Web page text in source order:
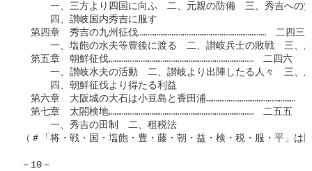
一、三方より四国に向ふ　二、元親の防備　三、秀吉への
四、讃岐国内秀吉に服す
第四章　秀吉の九州征伐……………………………………………………………　二四三
一、塩飽の水夫等豊後に渡る　二、讃岐兵士の敗戦　三、尾
第五章　朝鮮征伐……………………………………………………………………　二四六
一、讃岐水夫の活動　二、讃岐より出陣したる人々　三、
四、朝鮮征伐より得たる利益
第六章　大阪城の大石は小豆島と香田浦…………………………………………　
第七章　太閤検地……………………………………………………………………　二五五
一、秀吉の田制　二、租税法
（＃「将・戦・国・塩飽・豊・藤・朝・益・検・税・服・平」は
－10－